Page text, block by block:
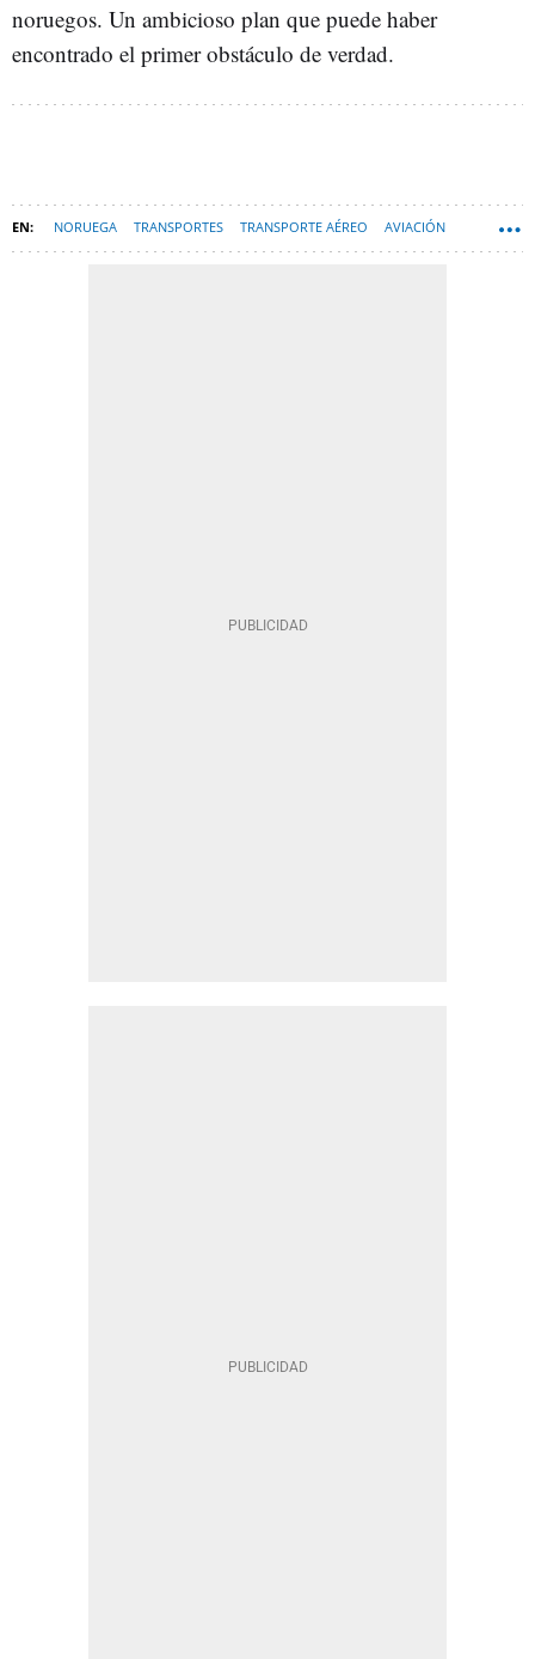
noruegos. Un ambicioso plan que puede haber
encontrado el primer obstáculo de verdad.
NORUEGA TRANSPORTES TRANSPORTE AÉREO AVIACIÓN